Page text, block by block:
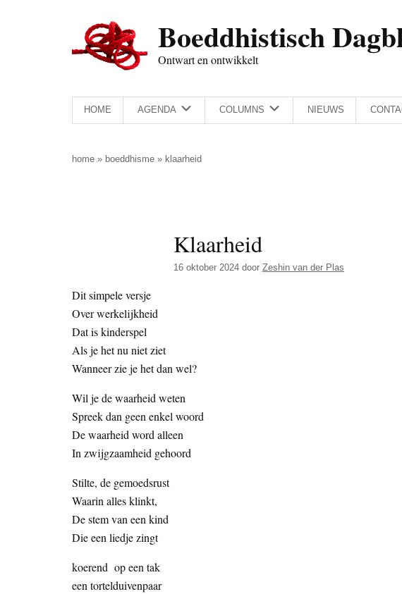
Boeddhistisch
Ontwart en ontwikkelt
HOME AGENDA COLUMNS NIEUWS
home » boeddhisme » klaarheid
Klaarheid
16 oktober 2024 door Zeshin van der Plas
Dit simpele versje
Over werkelijkheid
Dat is kinderspel
Als je het nu niet ziet
Wanneer zie je het dan wel?
Wil je de waarheid weten
Spreek dan geen enkel woord
De waarheid word alleen
In zwijgzaamheid gehoord
Stilte, de gemoedsrust
Waarin alles klinkt,
De stem van een kind
Die een liedje zingt
koerend op een tak
een tortelduivenpaar